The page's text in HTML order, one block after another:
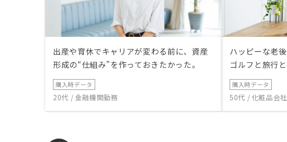
出産や育休でキャリアが変わる前に、資産
形成の“仕組み”を作っておきたかった。
購入時データ
20代 / 金融機関勤務
ハッピーな老
ゴルフと旅行
購入時データ
50代 / 化粧品会